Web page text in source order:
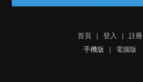
首頁 | 登入 |
註冊
手機版
| 電腦版